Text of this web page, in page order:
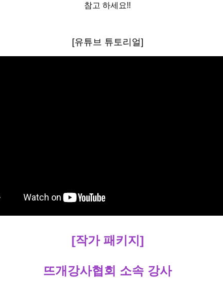
참고 하세요!!
[유튜브 튜토리얼]
[작가 패키지]
뜨개강사협회 소속 강사